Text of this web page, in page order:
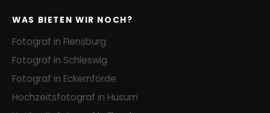
WAS BIETEN WIR NOCH?
Fotograf in Flensburg
Fotograf in Schleswig
Fotograf in Eckernförde
Hochzeitsfotograf in Husum